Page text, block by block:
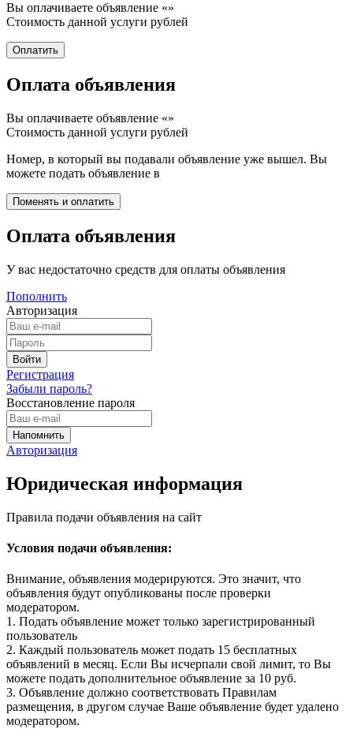
Вы оплачиваете объявление «»
Стоимость данной услуги рублей
Оплата объявления
Вы оплачиваете объявление «»
Стоимость данной услуги рублей
Номер, в который вы подавали объявление уже вышел. Вы
можете подать объявление в
Оплата объявления
У вас недостаточно средств для оплаты объявления
Пополнить
Авторизация
Регистрация
Забыли пароль?
Восстановление пароля
Авторизация
Юридическая информация
Правила подачи объявления на сайт
Условия подачи объявления:
Внимание, объявления модерируются. Это значит, что
объявления будут опубликованы после проверки
модератором.
1. Подать объявление может только зарегистрированный
пользователь
2. Каждый пользователь может подать 15 бесплатных
объявлений в месяц. Если Вы исчерпали свой лимит, то Вы
можете подать дополнительное объявление за 10 руб.
3. Объявление должно соответствовать Правилам
размещения, в другом случае Ваше объявление будет удалено
модератором.